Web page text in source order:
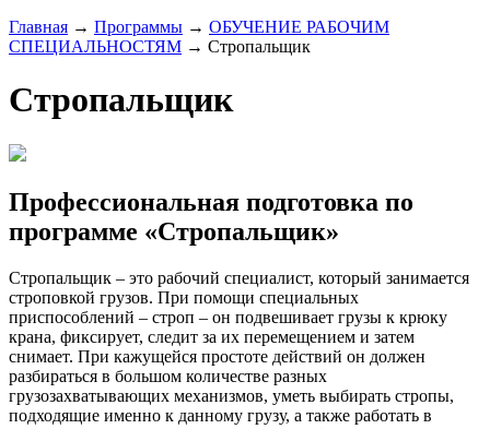
Главная → Программы → ОБУЧЕНИЕ РАБОЧИМ
СПЕЦИАЛЬНОСТЯМ → Стропальщик
Стропальщик
Профессиональная подготовка по
программе «Стропальщик»
Стропальщик – это рабочий специалист, который занимается
строповкой грузов. При помощи специальных
приспособлений – строп – он подвешивает грузы к крюку
крана, фиксирует, следит за их перемещением и затем
снимает. При кажущейся простоте действий он должен
разбираться в большом количестве разных
грузозахватывающих механизмов, уметь выбирать стропы,
подходящие именно к данному грузу, а также работать в